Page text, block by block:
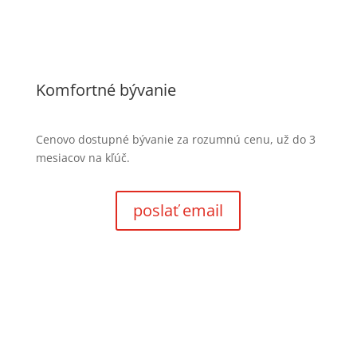
Komfortné bývanie
Cenovo dostupné bývanie za rozumnú cenu, už do 3
mesiacov na kľúč.
poslať email